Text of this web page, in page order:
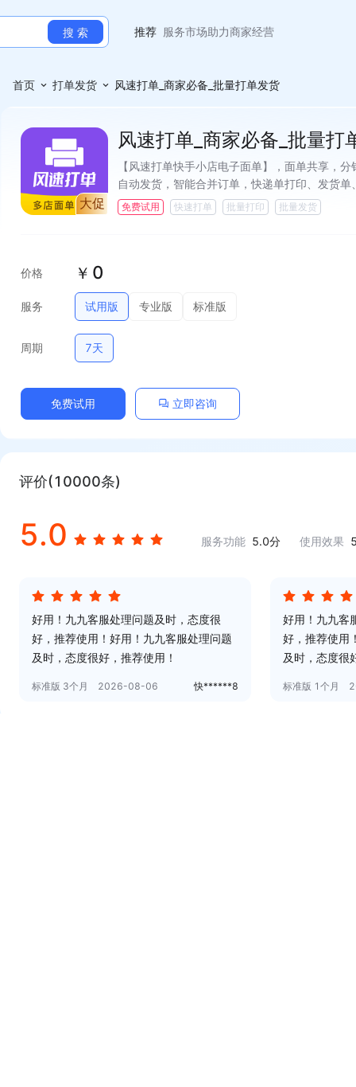
搜 索
推荐 服务市场助力商家经营
官方 一文读懂服务市场
首页 打单发货 风速打单_商家必备_批量打单发货
大促
风速打单_商家必备_批量打
【风速打单快手小店电子面单】，面单共享，
自动发货，智能合并订单，快递单打印、发货
持批量打印，批量发货，打单发货，超强筛单
地址订单，异常订单检测、订单搜索、快递对账
免费试用 快速打单 批量打印 批量发货
价格 ￥ 0
服务 试用版 专业版 标准版
周期 7天
免费试用 立即咨询
评价(10000条)
5.0 服务功能 5.0分 使用效果
好用！九九客服处理问题及时，态度很
好，推荐使用！好用！九九客服处理问题
及时，态度很好，推荐使用！
标准版 3个月 2026-08-06 快******8
好用！九九客
好，推荐使用
及时，态度很
标准版 1个月